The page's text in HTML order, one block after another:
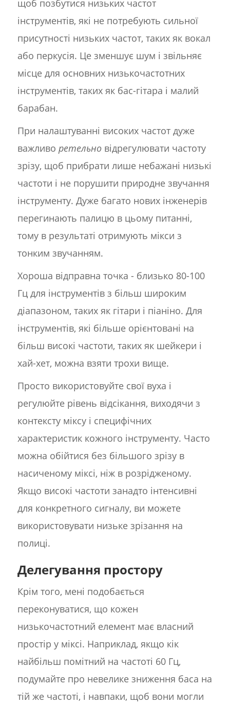
щоб позбутися низьких частот
інструментів, які не потребують сильної
присутності низьких частот, таких як вокал
або перкусія. Це зменшує шум і звільняє
місце для основних низькочастотних
інструментів, таких як бас-гітара і малий
барабан.
При налаштуванні високих частот дуже
важливо ретельновідрегулювати частоту
зрізу, щоб прибрати лише небажані низькі
частоти і не порушити природне звучання
інструменту. Дуже багато нових інженерів
перегинають палицю в цьому питанні,
тому в результаті отримують мікси з
тонким звучанням.
Хороша відправна точка - близько 80-100
Гц для інструментів з більш широким
діапазоном, таких як гітари і піаніно. Для
інструментів, які більше орієнтовані на
більш високі частоти, таких як шейкери і
хай-хет, можна взяти трохи вище.
Просто використовуйте свої вуха і
регулюйте рівень відсікання, виходячи з
контексту міксу і специфічних
характеристик кожного інструменту. Часто
можна обійтися без більшого зрізу в
насиченому міксі, ніж в розрідженому.
Якщо високі частоти занадто інтенсивні
для конкретного сигналу, ви можете
використовувати низьке зрізання на
полиці.
Делегування простору
Крім того, мені подобається
переконуватися, що кожен
низькочастотний елемент має власний
простір у міксі. Наприклад, якщо кік
найбільш помітний на частоті 60 Гц,
подумайте про невелике зниження баса на
тій же частоті, і навпаки, щоб вони могли